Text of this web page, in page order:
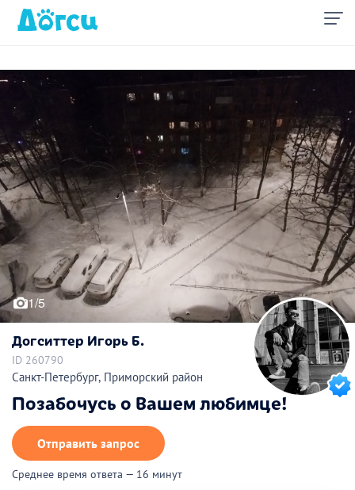
1/5
Догситтер Игорь Б.
ID 260790
Санкт-Петербург, Приморский район
Позабочусь о Вашем любимце!
Отправить запрос
Среднее время ответа — 16 минут